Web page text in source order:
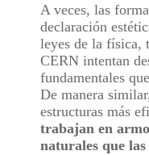
A veces, las
declaración
leyes de la física,
CERN intentan
fundamentales
De manera
estructuras más
trabajan en
naturales que